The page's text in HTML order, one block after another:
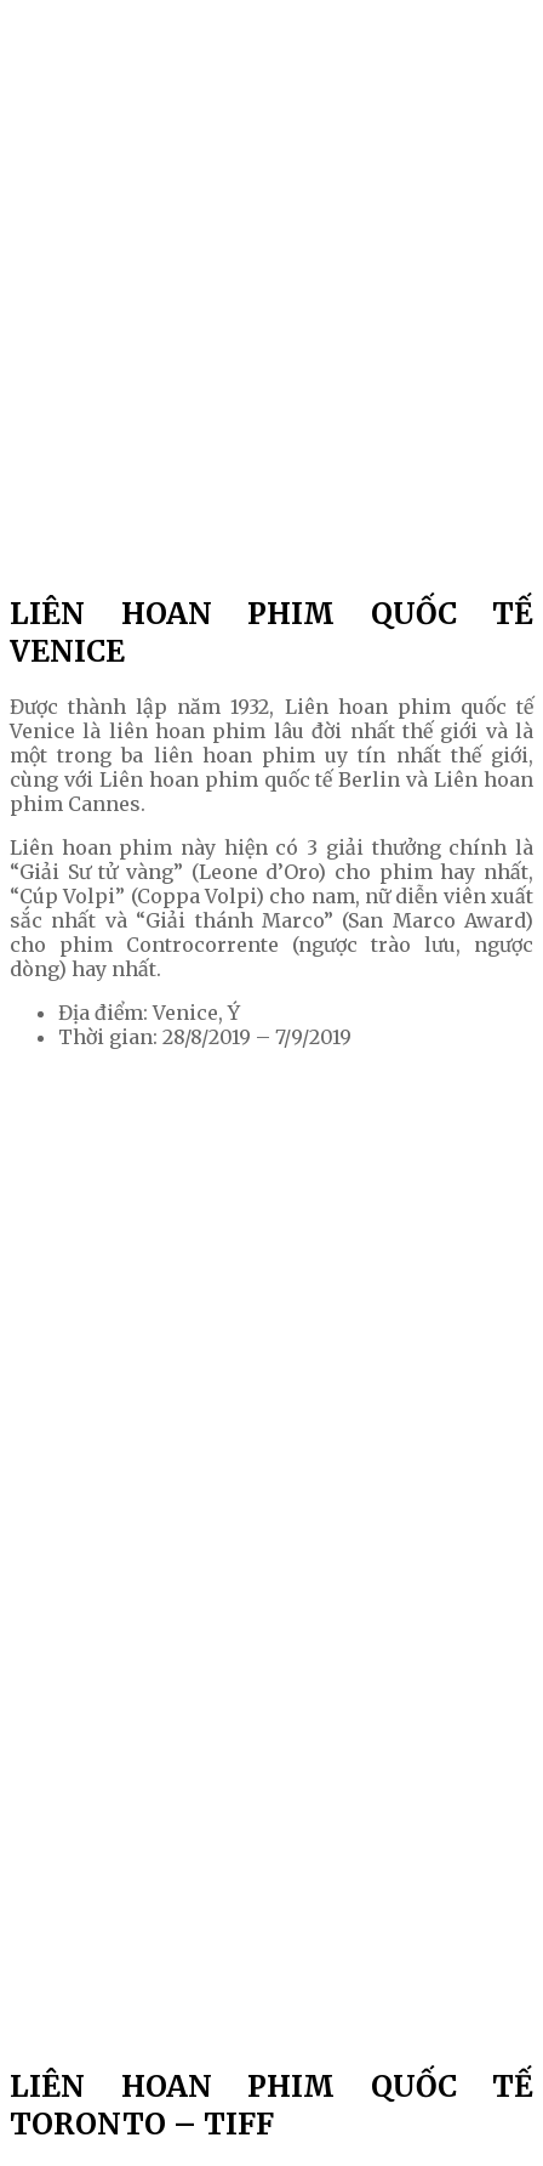
LIÊN HOAN PHIM QUỐC TẾ
VENICE
Được thành lập năm 1932, Liên hoan phim quốc tế
Venice là liên hoan phim lâu đời nhất thế giới và là
một trong ba liên hoan phim uy tín nhất thế giới,
cùng với Liên hoan phim quốc tế Berlin và Liên hoan
phim Cannes.
Liên hoan phim này hiện có 3 giải thưởng chính là
“Giải Sư tử vàng” (Leone d’Oro) cho phim hay nhất,
“Cúp Volpi” (Coppa Volpi) cho nam, nữ diễn viên xuất
sắc nhất và “Giải thánh Marco” (San Marco Award)
cho phim Controcorrente (ngược trào lưu, ngược
dòng) hay nhất.
Địa điểm: Venice, Ý
Thời gian: 28/8/2019 – 7/9/2019
LIÊN HOAN PHIM QUỐC TẾ
TORONTO – TIFF